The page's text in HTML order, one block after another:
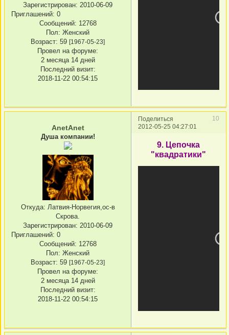
Зарегистрирован: 2010-06-09
Приглашений: 0
Сообщений: 12768
Пол: Женский
Возраст: 59 [1967-05-23]
Провел на форуме:
2 месяца 14 дней
Последний визит:
2018-11-22 00:54:15
Поделиться
10
2012-05-25 04:27:01
AnetAnet
Душа компании!
Откуда: Латвия-Норвегия,ос-в
Скрова.
Зарегистрирован: 2010-06-09
Приглашений: 0
Сообщений: 12768
Пол: Женский
Возраст: 59 [1967-05-23]
Провел на форуме:
2 месяца 14 дней
Последний визит:
2018-11-22 00:54:15
9. Цепочка
"квадратики"